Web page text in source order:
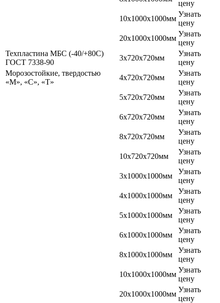
цену
10х1000х1000мм
Узнать
цену
20х1000х1000мм
Узнать
цену
Техпластина МБС (-40/+80С)
ГОСТ 7338-90
3х720х720мм
Узнать
цену
Морозостойкие, твердостью
«М», «С», «Т»
4х720х720мм
Узнать
цену
5х720х720мм
Узнать
цену
6х720х720мм
Узнать
цену
8х720х720мм
Узнать
цену
10х720х720мм
Узнать
цену
3х1000х1000мм
Узнать
цену
4х1000х1000мм
Узнать
цену
5х1000х1000мм
Узнать
цену
6х1000х1000мм
Узнать
цену
8х1000х1000мм
Узнать
цену
10х1000х1000мм
Узнать
цену
20х1000х1000мм
Узнать
цену